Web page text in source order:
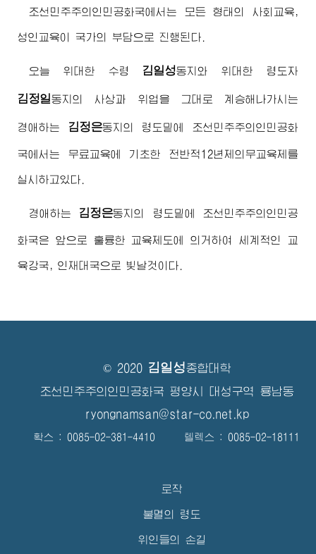
조선민주주의인민공화국에서는 모든 형태의 사회교육,
성인교육이 국가의 부담으로 진행된다.
오늘 위대한 수령 김일성동지와위대한 령도자
김정일동지 의 사상과 위업을 그대로 계승해나가시는
경애하는 김정은동지 의 령도밑에 조선민주주의인민공화
국에서는 무료교육에 기초한 전반적12년제의무교육제를
실시하고있다.
경애하는 김정은동지의 령도밑에 조선민주주의인민공
화국은 앞으로 훌륭한 교육제도에 의거하여 세계적인 교
육강국, 인재대국으로 빛날것이다.
© 2020 김일성종합대학
조선민주주의인민공화국 평양시 대성구역 룡남동
ryongnamsan@star-co.net.kp
확스 : 0085-02-381-4410 텔렉스 : 0085-02-18111
로작
불멸의 령도
위인들의 손길